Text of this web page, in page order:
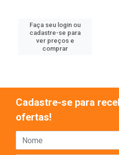
Faça seu login ou
cadastre-se para
ver preços e
comprar
Cadastre-se para
ofertas!